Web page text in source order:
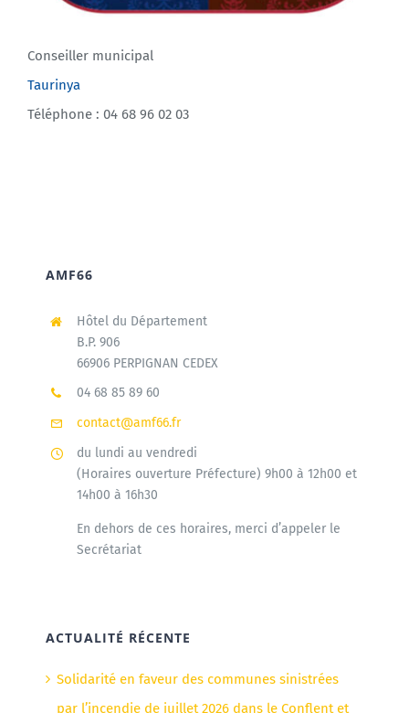
Conseiller municipal
Taurinya
Téléphone : 04 68 96 02 03
AMF66
Hôtel du Département
B.P. 906
66906 PERPIGNAN CEDEX
04 68 85 89 60
contact@amf66.fr
du lundi au vendredi
(Horaires ouverture Préfecture) 9h00 à 12h00 et
14h00 à 16h30
En dehors de ces horaires, merci d’appeler le
Secrétariat
ACTUALITÉ RÉCENTE
Solidarité en faveur des communes sinistrées
par l’incendie de juillet 2026 dans le Conflent et